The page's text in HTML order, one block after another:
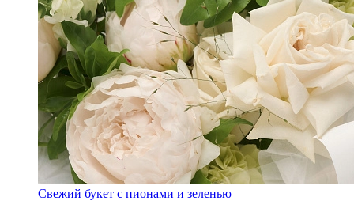
Свежий букет с пионами и зеленью